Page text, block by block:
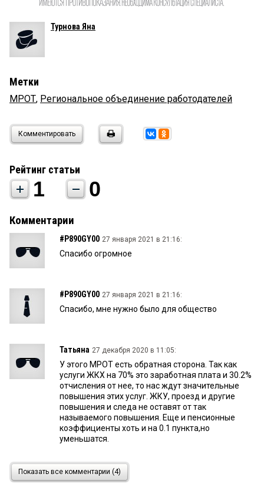
Турнова Яна
Метки
МРОТ, Региональное объединение работодателей
Комментировать
Рейтинг статьи
1 0
Комментарии
#P890GY00 27 января 2021 в 21:16:
Спасибо огромное
#P890GY00 27 января 2021 в 21:16:
Спасибо, мне нужно было для общество
Татьяна 27 декабря 2020 в 11:05:
У этого МРОТ есть обратная сторона. Так как
услуги ЖКХ на 70% это заработная плата и 30.2%
отчисления от нее, то нас ждут значительные
повышения этих услуг. ЖКУ, проезд и другие
повышения и следа не оставят от так
называемого повышения. Еще и пенсионные
коэффициенты хоть и на 0.1 пункта,но
уменьшатся.
25 декабря 2020 в 17:37:
Этот МРОТ — этим (чиновникам) в рот
Показать все комментарии (4)